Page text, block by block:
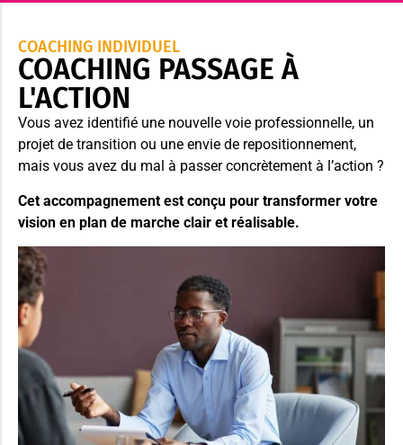
COACHING INDIVIDUEL
COACHING PASSAGE À
L'ACTION
Vous avez identifié une nouvelle voie professionnelle, un
projet de transition ou une envie de repositionnement,
mais vous avez du mal à passer concrètement à l’action ?
Cet accompagnement est conçu pour transformer votre
vision en plan de marche clair et réalisable.